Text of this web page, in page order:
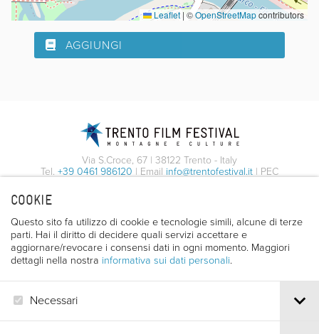
COOKIE
Questo sito fa utilizzo di cookie e tecnologie simili, alcune di terze
parti. Hai il diritto di decidere quali servizi accettare e
aggiornare/revocare i consensi dati in ogni momento. Maggiori
dettagli nella nostra informativa sui dati personali.
Necessari
Leaflet | ©OpenStreetMapcontributors
AGGIUNGI
Via S.Croce, 67 | 38122 Trento - Italy
Tel. +39 0461 986120 | Email info@trentofestival.it | PEC